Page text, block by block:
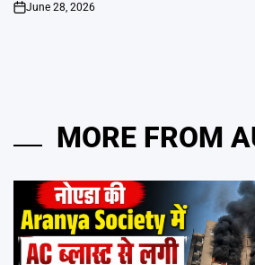
on
June 28, 2026
MORE FROM